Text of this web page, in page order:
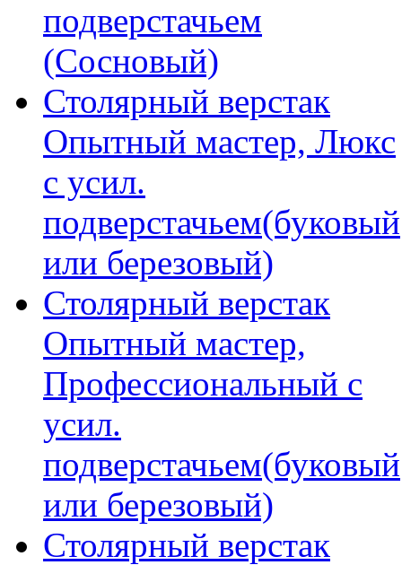
подверстачьем
(Сосновый)
Столярный верстак
Опытный мастер, Люкс
с усил.
подверстачьем(буковый
или березовый)
Столярный верстак
Опытный мастер,
Профессиональный с
усил.
подверстачьем(буковый
или березовый)
Столярный верстак